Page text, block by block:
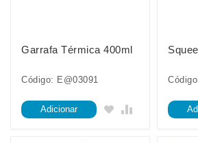
Garrafa Térmica 400ml
Código: E@03091
Adicionar